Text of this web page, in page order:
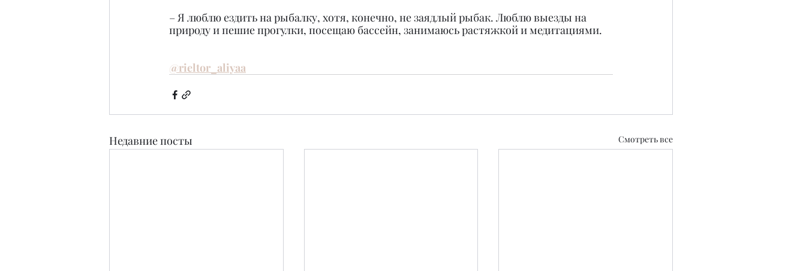
– Я люблю ездить на рыбалку, хотя, конечно, не заядлый рыбак. Люблю выезды на
природу и пешие прогулки, посещаю бассейн, занимаюсь растяжкой и медитациями.
@rieltor_aliyaa
Недавние посты Смотреть все